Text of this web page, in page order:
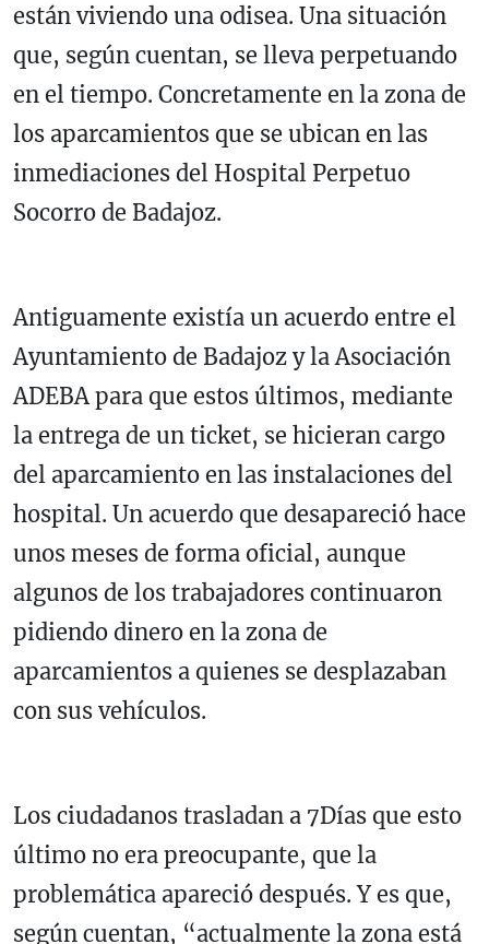
están viviendo una odisea. Una situación
que, según cuentan, se lleva perpetuando
en el tiempo. Concretamente en la zona de
los aparcamientos que se ubican en las
inmediaciones del Hospital Perpetuo
Socorro de Badajoz.
Antiguamente existía un acuerdo entre el
Ayuntamiento de Badajoz y la Asociación
ADEBA para que estos últimos, mediante
la entrega de un ticket, se hicieran cargo
del aparcamiento en las instalaciones del
hospital. Un acuerdo que desapareció hace
unos meses de forma oficial, aunque
algunos de los trabajadores continuaron
pidiendo dinero en la zona de
aparcamientos a quienes se desplazaban
con sus vehículos.
Los ciudadanos trasladan a 7Días que esto
último no era preocupante, que la
problemática apareció después. Y es que,
según cuentan, “actualmente la zona está